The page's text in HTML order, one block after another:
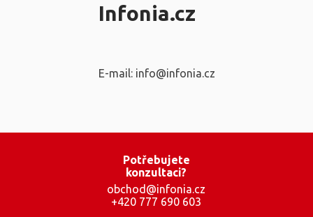
Infonia.cz
E-mail: info@infonia.cz
Potřebujete
konzultaci?
obchod@infonia.cz
+420 777 690 603